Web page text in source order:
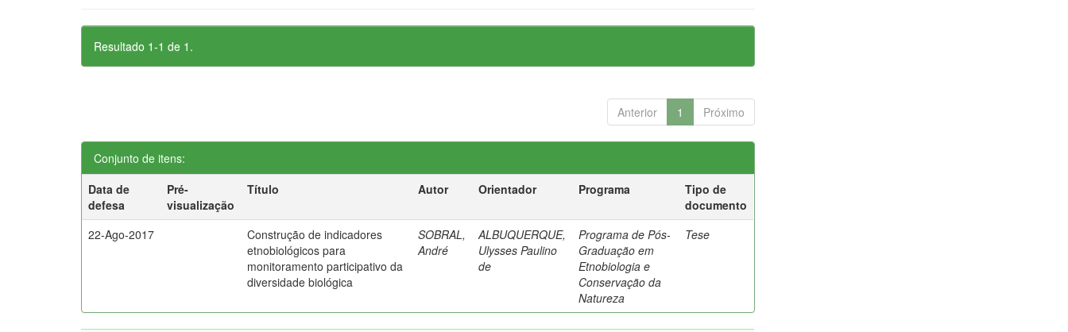
Resultado 1-1 de 1.
Anterior 1 Próximo
Conjunto de itens:
Data de
defesa
Pré-
visualização
Título Autor Orientador Programa
Tipo de
documento
22-Ago-2017
Construção de indicadores
etnobiológicos para
monitoramento participativo da
diversidade biológica
SOBRAL,
André
ALBUQUERQUE,
Ulysses Paulino
de
Programa de Pós-
Graduação em
Etnobiologia e
Conservação da
Natureza
Tese